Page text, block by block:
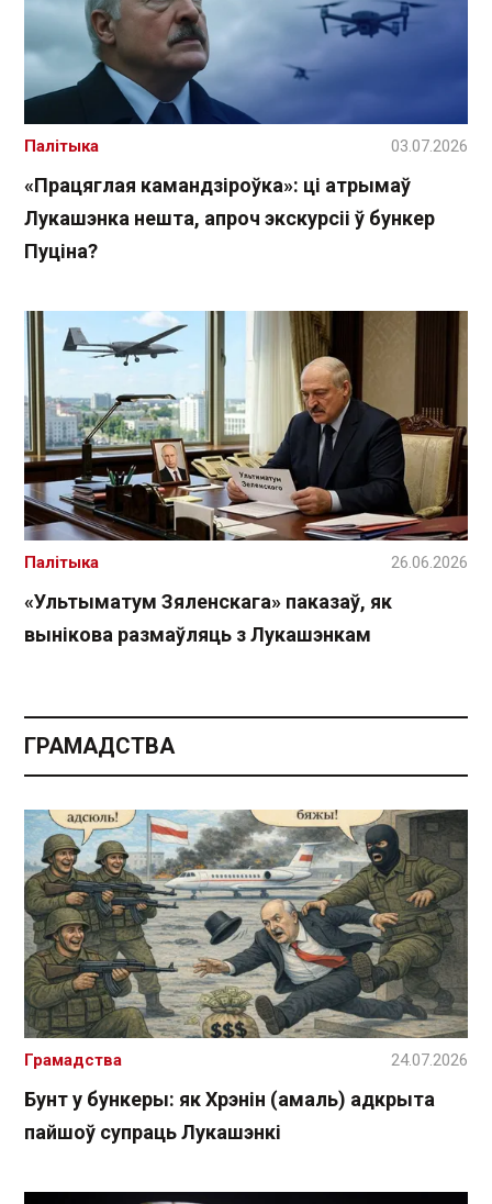
«Працяглая камандзіроўка»: ці атрымаў
Лукашэнка нешта, апроч экскурсіі ў бункер
Пуціна?
Палітыка 03.07.2026
«Ультыматум Зяленскага» паказаў, як
вынікова размаўляць з Лукашэнкам
Палітыка 26.06.2026
ГРАМАДСТВА
Бунт у бункеры: як Хрэнін (амаль) адкрыта
пайшоў супраць Лукашэнкі
Грамадства 24.07.2026